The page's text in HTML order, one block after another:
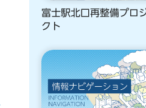
富士駅北口再整備プロ
クト